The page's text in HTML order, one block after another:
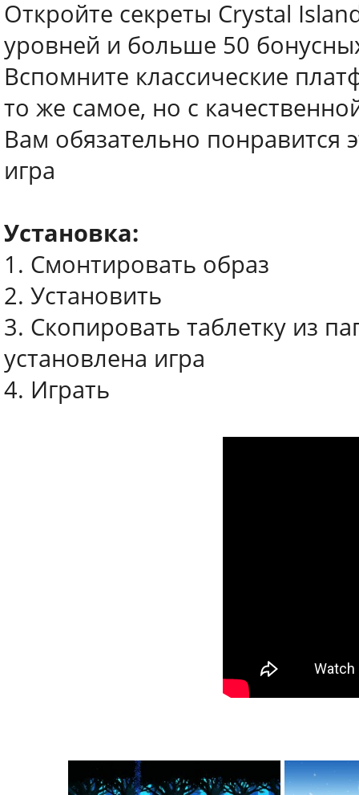
Откройте секреты Crystal
уровней и больше 50
Вспомните классические
то же самое, но с
Вам обязательно понравится
игра
Установка:
1. Смонтировать образ
2. Установить
3. Скопировать таблетку из
установлена игра
4. Играть